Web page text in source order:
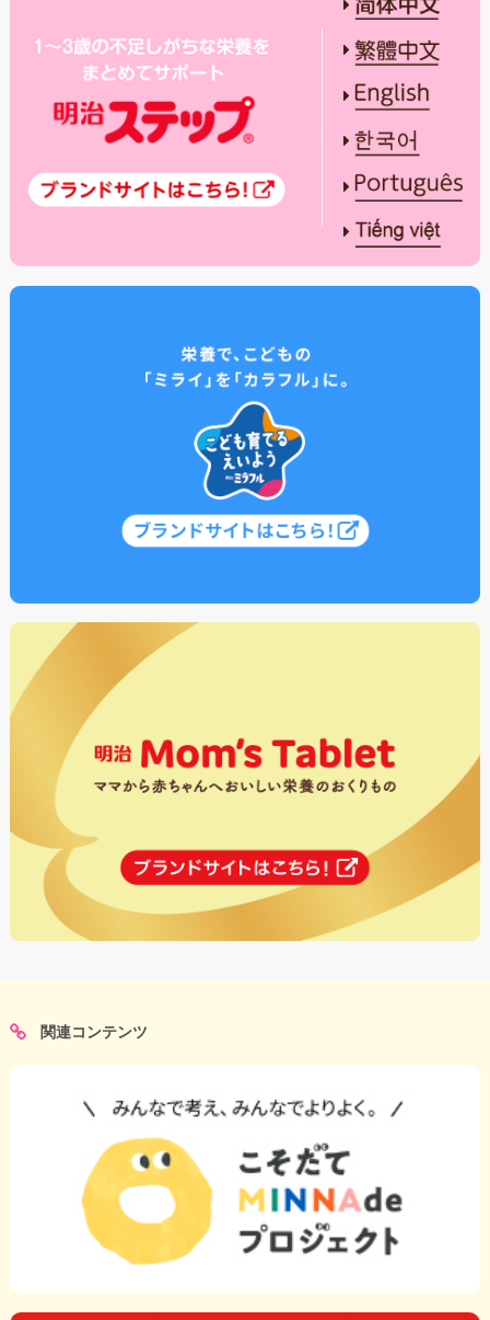
関連コンテンツ